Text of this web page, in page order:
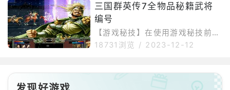
外的属性加成。最后，需要为四鬼
选择适合的装备和武器。在游戏中
可以通过打副
库addthing物品编号数量⑤增加
武将经验值addvalueexp武将编
号经验值⑥开启事件地点openev
entplace事件地点编号2、选择出
战部队界面输入①我方直接获胜b
t
三国群英传7全物品秘籍武将
编号
【游戏秘技】在使用游戏秘技前，
在主选单下按enter出现一条黑
戏后在每次使用秘技时，请按下键
盘右边的[ctrl键]呼叫秘技输入
18731浏览 / 2023-12-12